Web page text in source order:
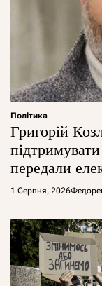
Політика
Григорій
передали
1 Серпня, 2026